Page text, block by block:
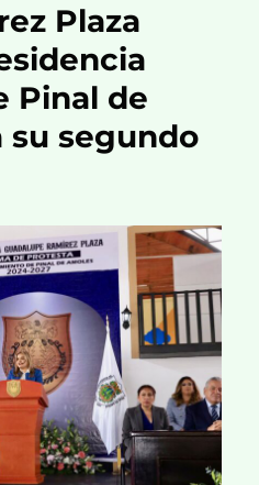
Plaza
Pinal de
su segundo